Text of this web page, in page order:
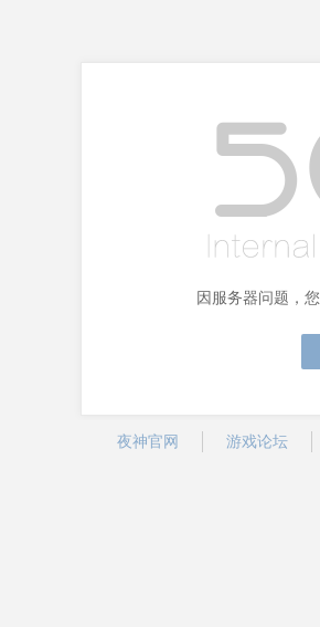
因服务器问题，
夜神官网 游戏论坛